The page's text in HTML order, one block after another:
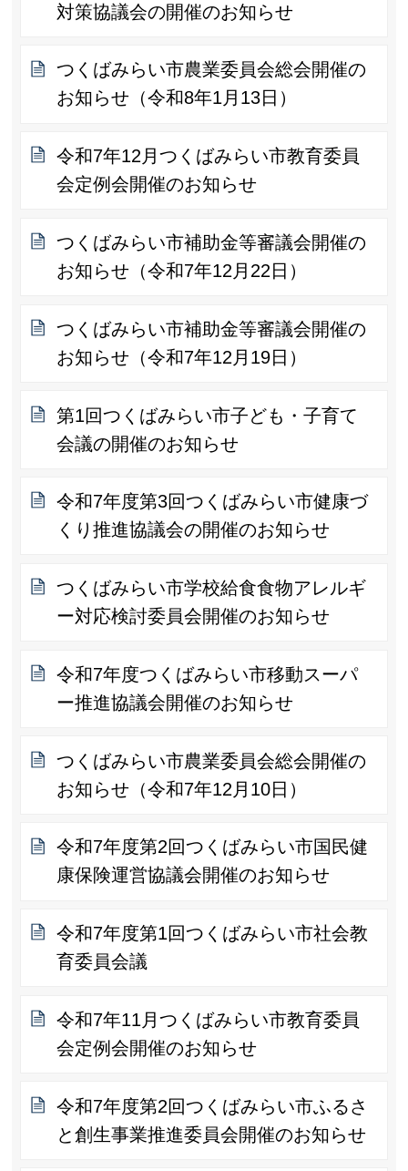
対策協議会の開催のお知らせ
つくばみらい市農業委員会総会開催の
お知らせ（令和8年1月13日）
令和7年12月つくばみらい市教育委員
会定例会開催のお知らせ
つくばみらい市補助金等審議会開催の
お知らせ（令和7年12月22日）
つくばみらい市補助金等審議会開催の
お知らせ（令和7年12月19日）
第1回つくばみらい市子ども・子育て
会議の開催のお知らせ
令和7年度第3回つくばみらい市健康づ
くり推進協議会の開催のお知らせ
つくばみらい市学校給食食物アレルギ
ー対応検討委員会開催のお知らせ
令和7年度つくばみらい市移動スーパ
ー推進協議会開催のお知らせ
つくばみらい市農業委員会総会開催の
お知らせ（令和7年12月10日）
令和7年度第2回つくばみらい市国民健
康保険運営協議会開催のお知らせ
令和7年度第1回つくばみらい市社会教
育委員会議
令和7年11月つくばみらい市教育委員
会定例会開催のお知らせ
令和7年度第2回つくばみらい市ふるさ
と創生事業推進委員会開催のお知らせ